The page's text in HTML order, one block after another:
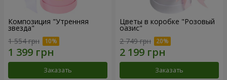
Композиция "Утренняя
звезда"
1 554 грн
Заказать
Цветы в коробке "Розовый
оазис"
2 749 грн
Заказать